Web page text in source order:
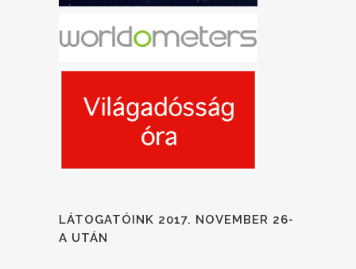
LÁTOGATÓINK 2017. NOVEMBER 26-
A UTÁN